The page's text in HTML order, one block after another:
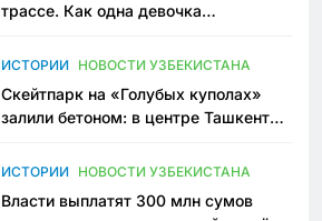
трассе. Как одна девочка
Узбекистане
ИСТОРИИ НОВОСТИ УЗБЕКИСТАНА
Скейтпарк на «Голубых куполах»
залили бетоном: в центре Ташкента
пространство
ИСТОРИИ НОВОСТИ УЗБЕКИСТАНА
Власти выплатят 300 млн сумов